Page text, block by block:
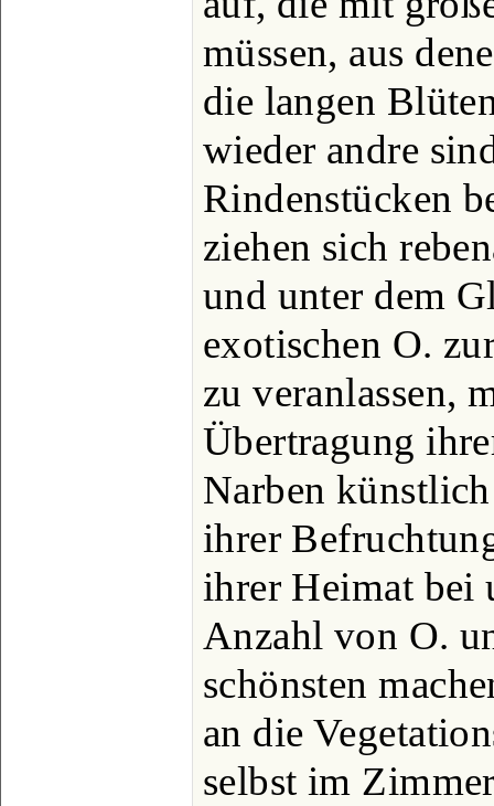
müssen, aus
die langen
wieder andre
Rindenstücken
ziehen sich
und unter dem
exotischen O.
zu veranlassen,
Übertragung
Narben
ihrer
ihrer Heimat bei
Anzahl von O.
schönsten
an die
selbst im